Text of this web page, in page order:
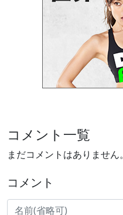
コメント一覧
まだコメントはありません。
コメント